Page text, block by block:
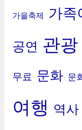
가을축제 가족
공연 관광
무료 문화 문
여행 역사